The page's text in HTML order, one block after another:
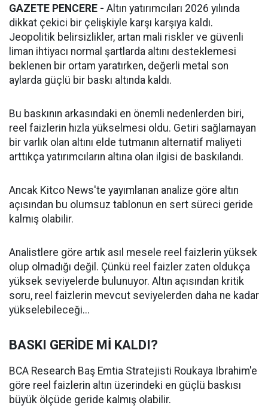
GAZETE PENCERE - Altın yatırımcıları 2026 yılında
dikkat çekici bir çelişkiyle karşı karşıya kaldı.
Jeopolitik belirsizlikler, artan mali riskler ve güvenli
liman ihtiyacı normal şartlarda altını desteklemesi
beklenen bir ortam yaratırken, değerli metal son
aylarda güçlü bir baskı altında kaldı.
Bu baskının arkasındaki en önemli nedenlerden biri,
reel faizlerin hızla yükselmesi oldu. Getiri sağlamayan
bir varlık olan altını elde tutmanın alternatif maliyeti
arttıkça yatırımcıların altına olan ilgisi de baskılandı.
Ancak Kitco News'te yayımlanan analize göre altın
açısından bu olumsuz tablonun en sert süreci geride
kalmış olabilir.
Analistlere göre artık asıl mesele reel faizlerin yüksek
olup olmadığı değil. Çünkü reel faizler zaten oldukça
yüksek seviyelerde bulunuyor. Altın açısından kritik
soru, reel faizlerin mevcut seviyelerden daha ne kadar
yükselebileceği...
BASKI GERİDE Mİ KALDI?
BCA Research Baş Emtia Stratejisti Roukaya Ibrahim'e
göre reel faizlerin altın üzerindeki en güçlü baskısı
büyük ölçüde geride kalmış olabilir.